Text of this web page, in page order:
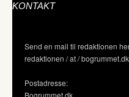
KONTAKT
Send en mail til redaktionen
redaktionen / at / bogrummet.dk
Postadresse:
Bogrummet.dk